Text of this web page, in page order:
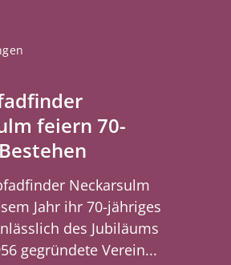
feiern 70-
Neckarsulm
Jahr ihr 70-jähriges
des Jubiläums
gegründete Verein...